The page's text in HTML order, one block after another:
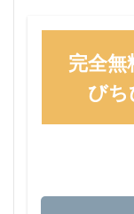
完全
びち